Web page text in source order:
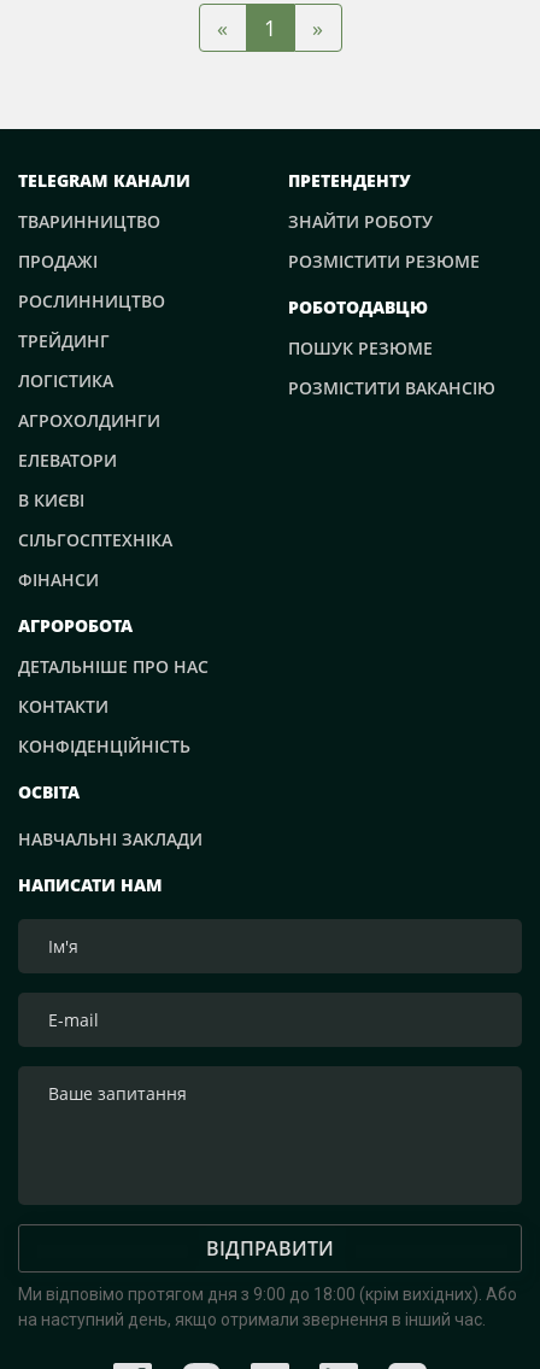
« 1 »
НАПИСАТИ НАМ
ВІДПРАВИТИ
Ми відповімо протягом дня з 9:00 до 18:00 (крім вихідних). Або
на наступний день, якщо отримали звернення в інший час.
TELEGRAM КАНАЛИ
ТВАРИННИЦТВО
ПРОДАЖІ
РОСЛИННИЦТВО
ТРЕЙДИНГ
ЛОГІСТИКА
АГРОХОЛДИНГИ
ЕЛЕВАТОРИ
В КИЄВІ
СІЛЬГОСПТЕХНІКА
ФІНАНСИ
ПРЕТЕНДЕНТУ
ЗНАЙТИ РОБОТУ
РОЗМІСТИТИ РЕЗЮМЕ
РОБОТОДАВЦЮ
ПОШУК РЕЗЮМЕ
РОЗМІСТИТИ ВАКАНСІЮ
АГРОРОБОТА
ДЕТАЛЬНІШЕ ПРО НАС
КОНТАКТИ
КОНФІДЕНЦІЙНІСТЬ
ОСВІТА
НАВЧАЛЬНІ ЗАКЛАДИ